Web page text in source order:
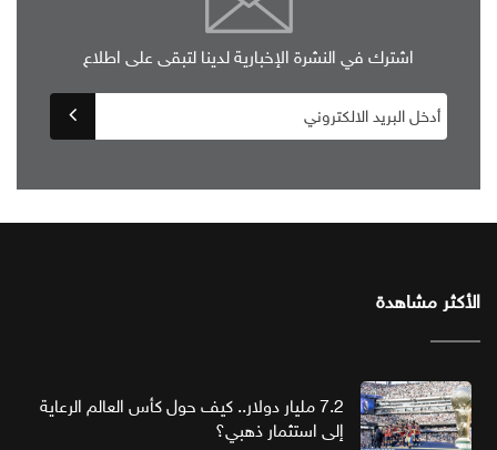
اشترك في النشرة الإخبارية لدينا لتبقى على اطلاع
الأكثر مشاهدة
7.2 مليار دولار.. كيف حول كأس العالم الرعاية
إلى استثمار ذهبي؟